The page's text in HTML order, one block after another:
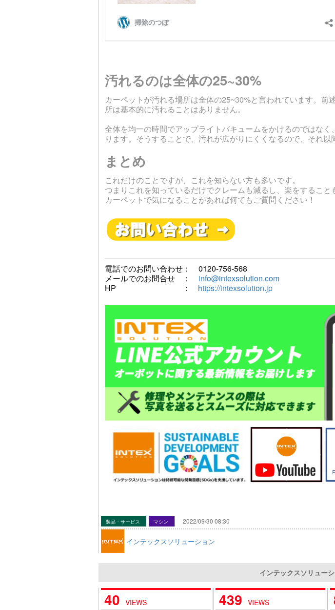
汚れるのは全体の25~30%
カーペットが汚れる場所は全体の25~30%と言われています。
所は基本的に汚れることはありません。
全体を均一の時間でアップライトバキュームをかけるのではな
ります。そうすることで、汚れが広がりにくくなるので、それ以
まとめ
これだけのことですが、これを知らない方も多いです。
つまりこれを知っているだけでクレームも減るし、楽をするこ
カーペットで気になることがあれば何でもご質問ください！
電話でのお問い合わせ： 0120-756-568
メールでのお問合せ ： info@intexsolution.com
HP ： https://intexsolution.jp
製品・サービス マシン 2022/09/30 08:30
インテックスソリューション
インテックスソリュー
40 VIEWS
439 VIEWS